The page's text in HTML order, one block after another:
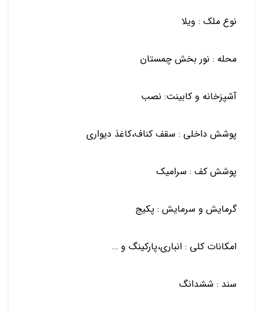
نوع ملک : ویلا
محله : نور بخش چمستان
آشپزخانه و کابینت: نصب
پوشش داخلی : سقف کناف،کاغذ دیواری
پوشش کف : سرامیک
گرمایش و سرمایش : پکیج
امکانات کلی : انباری،پارکینگ و …
سند : ششدانگ